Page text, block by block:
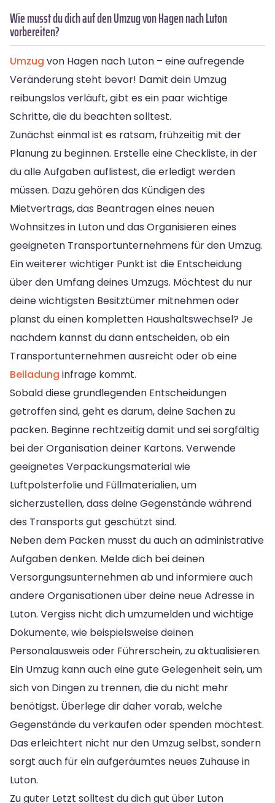
Wie musst du dich auf den Umzug von Hagen nach Luton
vorbereiten?
Umzug von Hagen nach Luton – eine aufregende
Veränderung steht bevor! Damit dein Umzug
reibungslos verläuft, gibt es ein paar wichtige
Schritte, die du beachten solltest.
Zunächst einmal ist es ratsam, frühzeitig mit der
Planung zu beginnen. Erstelle eine Checkliste, in der
du alle Aufgaben auflistest, die erledigt werden
müssen. Dazu gehören das Kündigen des
Mietvertrags, das Beantragen eines neuen
Wohnsitzes in Luton und das Organisieren eines
geeigneten Transportunternehmens für den Umzug.
Ein weiterer wichtiger Punkt ist die Entscheidung
über den Umfang deines Umzugs. Möchtest du nur
deine wichtigsten Besitztümer mitnehmen oder
planst du einen kompletten Haushaltswechsel? Je
nachdem kannst du dann entscheiden, ob ein
Transportunternehmen ausreicht oder ob eine
Beiladung infrage kommt.
Sobald diese grundlegenden Entscheidungen
getroffen sind, geht es darum, deine Sachen zu
packen. Beginne rechtzeitig damit und sei sorgfältig
bei der Organisation deiner Kartons. Verwende
geeignetes Verpackungsmaterial wie
Luftpolsterfolie und Füllmaterialien, um
sicherzustellen, dass deine Gegenstände während
des Transports gut geschützt sind.
Neben dem Packen musst du auch an administrative
Aufgaben denken. Melde dich bei deinen
Versorgungsunternehmen ab und informiere auch
andere Organisationen über deine neue Adresse in
Luton. Vergiss nicht dich umzumelden und wichtige
Dokumente, wie beispielsweise deinen
Personalausweis oder Führerschein, zu aktualisieren.
Ein Umzug kann auch eine gute Gelegenheit sein, um
sich von Dingen zu trennen, die du nicht mehr
benötigst. Überlege dir daher vorab, welche
Gegenstände du verkaufen oder spenden möchtest.
Das erleichtert nicht nur den Umzug selbst, sondern
sorgt auch für ein aufgeräumtes neues Zuhause in
Luton.
Zu guter Letzt solltest du dich gut über Luton